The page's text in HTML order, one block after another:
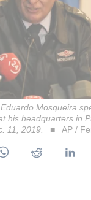
Mosqueira
his headquarters in
11, 2019.
AP /